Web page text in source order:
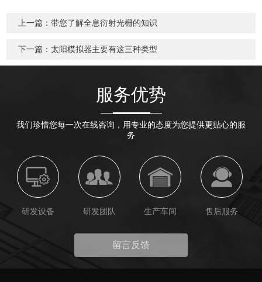
上一篇：带您了解全息衍射光栅的知识
下一篇： 太阳模拟器主要有这三种类型
服务优势
我们珍惜您每一次在线咨询，用专业的态度为您提供更贴心的服
务
研发设备 研发团队 生产车间 售后服务
留言反馈